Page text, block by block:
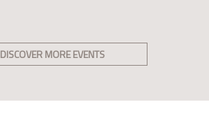
DISCOVER MORE EVENTS